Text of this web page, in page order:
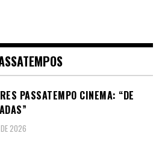
PASSATEMPO CINEMA: “DE
2026